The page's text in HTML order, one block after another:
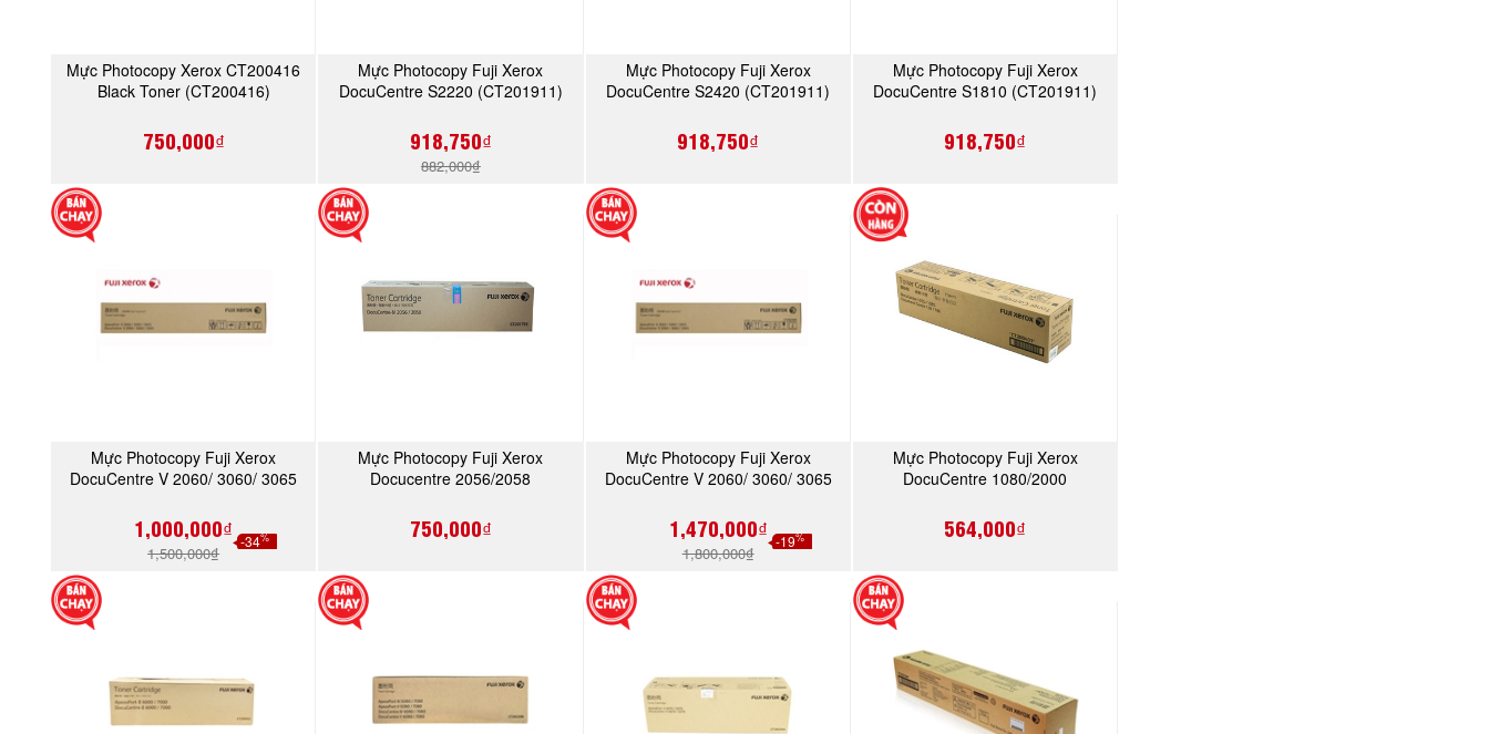
Mực Photocopy Xerox CT200416
Black Toner (CT200416)
750,000₫
MUA NGAY
Mực Photocopy Fuji Xerox
DocuCentre S2220 (CT201911)
918,750₫
882,000₫
MUA NGAY
Mực Photocopy Fuji Xerox
DocuCentre S2420 (CT201911)
918,750₫
MUA NGAY
Mực Photocopy Fuji Xerox
DocuCentre S1810 (CT201911)
918,750₫
MUA NGAY
Mực Photocopy Fuji Xerox
DocuCentre V 2060/ 3060/ 3065
(CT202507)
1,000,000₫
1,500,000₫
-34%
MUA NGAY
Mực Photocopy Fuji Xerox
Docucentre 2056/2058
750,000₫
MUA NGAY
Mực Photocopy Fuji Xerox
DocuCentre V 2060/ 3060/ 3065
(CT202509)
1,470,000₫
1,800,000₫
-19%
MUA NGAY
Mực Photocopy Fuji Xerox
DocuCentre 1080/2000
564,000₫
MUA NGAY